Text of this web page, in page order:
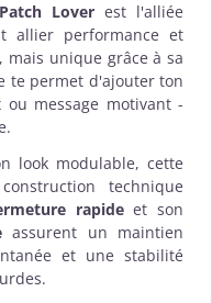
Loverest l'alliée
allier performance et
mais unique grâce à sa
te permet d'ajouter ton
message motivant -
look modulable, cette
technique
rapideet son
assurent un maintien
et une stabilité